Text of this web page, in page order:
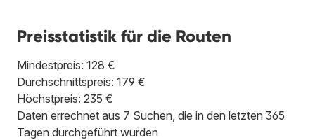
Preisstatistik für die Routen
Mindestpreis: 128 €
Durchschnittspreis: 179 €
Höchstpreis: 235 €
Daten errechnet aus 7 Suchen, die in den letzten 365
Tagen durchgeführt wurden